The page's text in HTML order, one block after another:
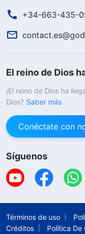
+34-663-435-
El reino de Dios
¡El reino de Dios ha
Dios? Saber más
Conéctate con
Síguenos
Términos de uso
Créditos
Política De